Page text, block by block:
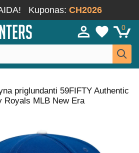
Kuponas: CH2026
0
priglundanti 59FIFTY Authentic
Royals MLB New Era